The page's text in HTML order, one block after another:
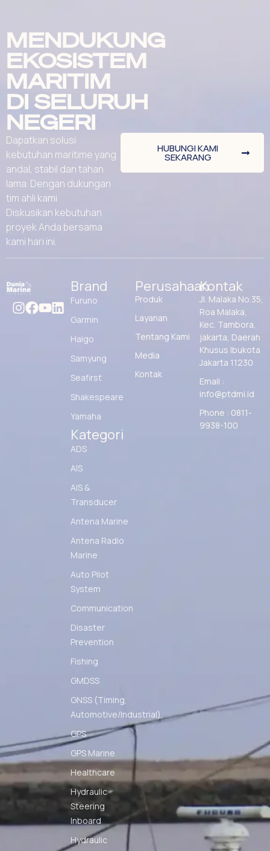
MENDUKUNG
EKOSISTEM
MARITIM
DI SELURUH
NEGERI
Dapatkan solusi
kebutuhan maritime yang
andal, stabil dan tahan
lama. Dengan dukungan
tim ahli kami
Diskusikan kebutuhan
proyek Anda bersama
kami hari ini.
HUBUNGI KAMI
SEKARANG
Brand
Furuno
Garmin
Haigo
Samyung
Seafirst
Shakespeare
Yamaha
Kategori
ADS
AIS
AIS &
Transducer
Antena Marine
Antena Radio
Marine
Auto Pilot
System
Communication
Disaster
Prevention
Fishing
GMDSS
GNSS (Timing,
Automotive/Industrial)
GPS
GPS Marine
Healthcare
Hydraulic
Steering
Inboard
Hydraulic
Perusahaan
Produk
Layanan
Tentang Kami
Media
Kontak
Kontak
Jl. Malaka No.35,
Roa Malaka,
Kec. Tambora,
jakarta, Daerah
Khusus Ibukota
Jakarta 11230
Email :
info@ptdmi.id
Phone : 0811-
9938-100